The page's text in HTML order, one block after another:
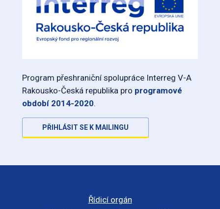
Program přeshraniční spolupráce Interreg V-A
Rakousko-Česká republika pro programové
období 2014-2020.
PŘIHLÁSIT SE K MAILINGU
Řídicí orgán